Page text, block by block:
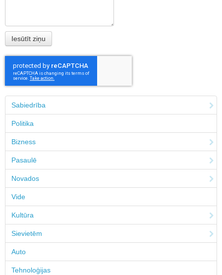
Sabiedrība
Politika
Bizness
Pasaulē
Novados
Vide
Kultūra
Sievietēm
Auto
Tehnoloģijas